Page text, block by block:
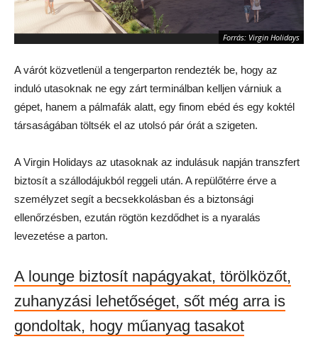
Forrás: Virgin Holidays
A várót közvetlenül a tengerparton rendezték be, hogy az
induló utasoknak ne egy zárt terminálban kelljen várniuk a
gépet, hanem a pálmafák alatt, egy finom ebéd és egy koktél
társaságában töltsék el az utolsó pár órát a szigeten.
A Virgin Holidays az utasoknak az indulásuk napján transzfert
biztosít a szállodájukból reggeli után. A repülőtérre érve a
személyzet segít a becsekkolásban és a biztonsági
ellenőrzésben, ezután rögtön kezdődhet is a nyaralás
levezetése a parton.
A lounge biztosít napágyakat, törölközőt,
zuhanyzási lehetőséget, sőt még arra is
gondoltak, hogy műanyag tasakot